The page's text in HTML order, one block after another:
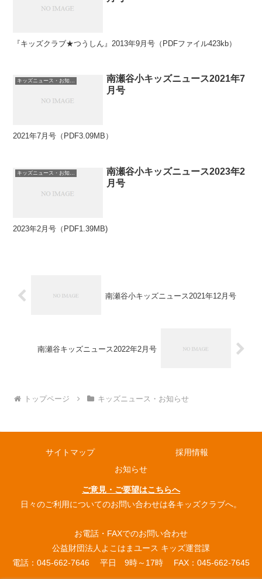
『キッズクラブ★つうしん』2013年9月号（PDFファイル423kb）
南瀬谷小キッズニュース2021年7
月号
2021年7月号（PDF3.09MB）
キッズニュース・お知らせ
南瀬谷小キッズニュース2023年2
月号
2023年2月号（PDF1.39MB)
南瀬谷小キッズニュース2021年12月号
南瀬谷キッズニュース2022年2月号
トップページ キッズニュース・お知らせ
サイトマップ
採用情報
お知らせ
ご意見・ご要望はこちらへ
日々のご利用についてのお問い合わせは各キッズクラブへ。
お電話・FAXでのお問い合わせ
公益財団法人よこはまユース キッズ運営課
電話：045-662-7646 平日 9時～17時 FAX：045-662-7645